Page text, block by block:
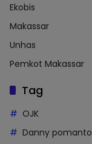
Ekobis
Makassar
Unhas
Pemkot Makassar
Tag
OJK
Danny pomanto